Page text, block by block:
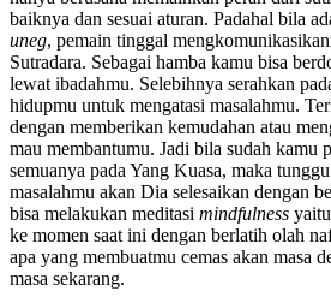
baiknya dan sesuai aturan. Padahal bila
uneg, pemain tinggal
Sutradara. Sebagai hamba kamu bisa
lewat ibadahmu. Selebihnya serahkan
hidupmu untuk mengatasi masalahmu.
dengan memberikan kemudahan atau
mau membantumu. Jadi bila sudah kamu
semuanya pada Yang Kuasa, maka
masalahmu akan Dia selesaikan dengan
bisa melakukan meditasi mindfulness
ke momen saat ini dengan berlatih olah
apa yang membuatmu cemas akan masa
masa sekarang.